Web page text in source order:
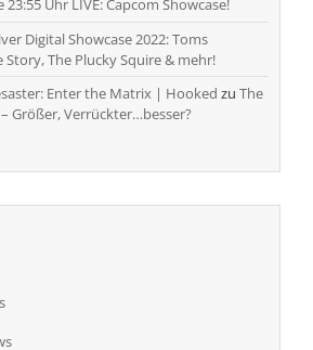
23:55 Uhr LIVE: Capcom Showcase!
Digital Showcase 2022: Toms
Story, The Plucky Squire & mehr!
Enter the Matrix | Hooked zu The
Größer, Verrückter…besser?